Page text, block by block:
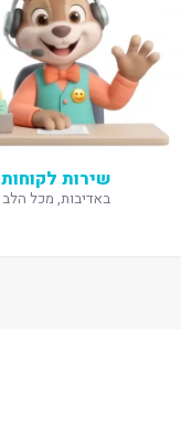
שירות לקוחות
באדיבות, מכל הלב